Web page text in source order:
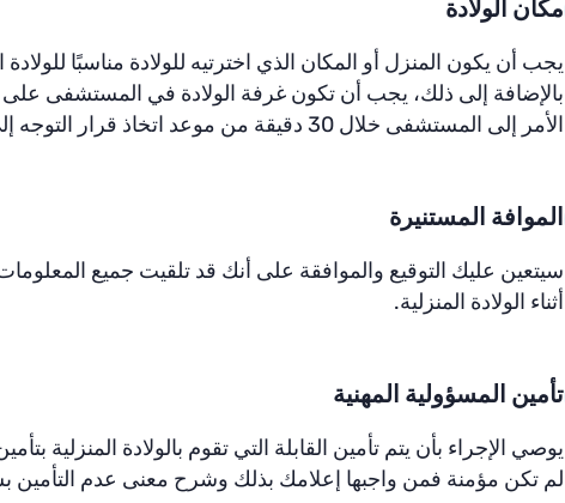
مكان الولادة
يجب أن يكون المنزل أو المكان الذي اخترتيه للولادة مناسبًا
بالإضافة إلى ذلك، يجب أن تكون غرفة الولادة في المستشفى
الأمر إلى المستشفى خلال 30 دقيقة من موعد اتخاذ قرار التوجه إلى المستشفى.
الموافة المستنيرة
سيتعين عليك التوقيع والموافقة على أنك قد تلقيت جميع
أثناء الولادة المنزلية.
تأمين المسؤولية المهنية
يوصي الإجراء بأن يتم تأمين القابلة التي تقوم بالولادة المنزلية
لم تكن مؤمنة فمن واجبها إعلامك بذلك وشرح معنى عدم